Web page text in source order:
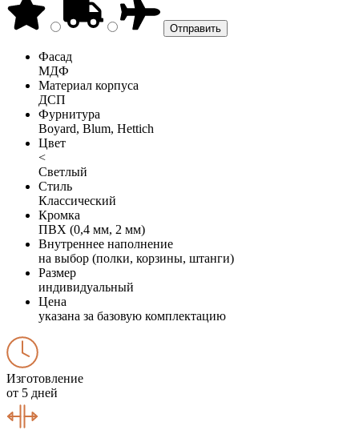
Фасад
МДФ
Материал корпуса
ДСП
Фурнитура
Boyard, Blum, Hettich
Цвет
<
Светлый
Стиль
Классический
Кромка
ПВХ (0,4 мм, 2 мм)
Внутреннее наполнение
на выбор (полки, корзины, штанги)
Размер
индивидуальный
Цена
указана за базовую комплектацию
Изготовление
от 5 дней